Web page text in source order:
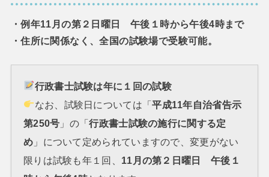
・例年11月の第２日曜日 午後１時から午後4時まで
・住所に関係なく、全国の試験場で受験可能。
行政書士試験は年に１回の試験
なお、試験日については「平成11年自治省告示
第250号 」の「行政書士試験の施行に関する定
め 」について定められていますので、変更がない
限りは試験も年１回、 11月の第２日曜日 午後１